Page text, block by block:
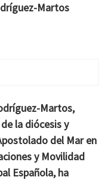
Martos
Martos,
la diócesis y
del Mar en
y Movilidad
Española, ha